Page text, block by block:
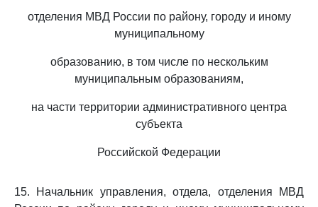
отделения МВД России по району, городу и иному
муниципальному
образованию, в том числе по нескольким
муниципальным образованиям,
на части территории административного центра
субъекта
Российской Федерации
15. Начальник управления, отдела, отделения МВД